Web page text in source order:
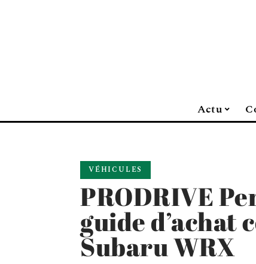
Actu
VÉHICULES
PRODRIVE
guide d’achat
Subaru WRX